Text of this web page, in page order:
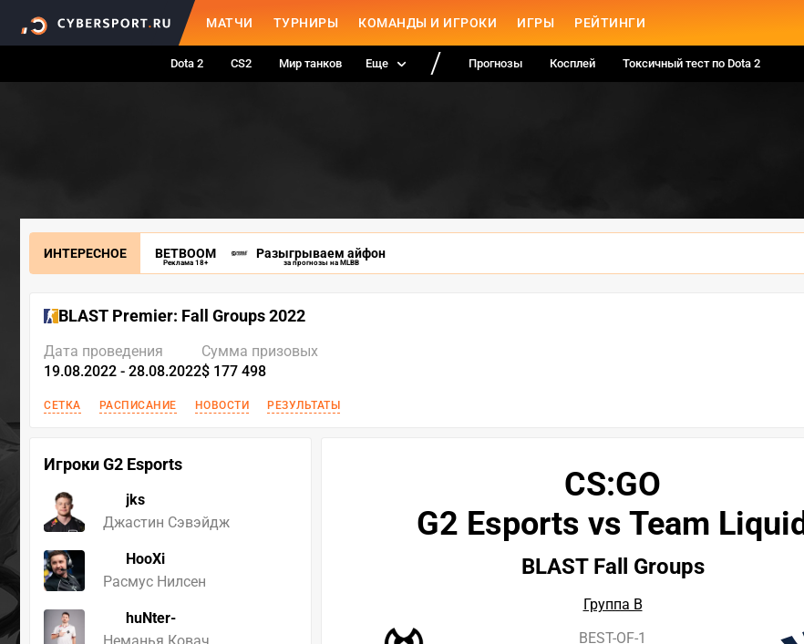
МАТЧИ ТУРНИРЫ КОМАНДЫ И ИГРОКИ ИГРЫ РЕЙТИНГИ
Dota 2 CS2 Мир танков Еще Прогнозы Косплей Токсичный тест по Dota 2
ИНТЕРЕСНОЕ BETBOOM
Реклама 18+
Разыгрываем айфон
за прогнозы на MLBB
BLAST Premier: Fall Groups 2022
Дата проведения
19.08.2022 - 28.08.2022
Сумма призовых
$ 177 498
СЕТКА РАСПИСАНИЕ НОВОСТИ РЕЗУЛЬТАТЫ
Игроки G2 Esports
jks
Джастин Сэвэйдж
HooXi
Расмус Нилсен
huNter-
CS:GO
G2 Esports vs Team Liquid
BLAST Fall Groups
Группа B
BEST-OF-1